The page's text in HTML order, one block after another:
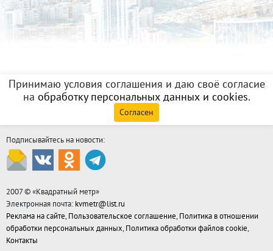
Принимаю условия соглашения и даю своё согласие
на обработку персональных данных и cookies.
Согласен
Подписывайтесь на новости:
2007 © «Квадратный метр»
Электронная почта: kvmetr@list.ru
Реклама на сайте, Пользовательское соглашение, Политика в отношении
обработки персональных данных, Политика обработки файлов cookie,
Контакты